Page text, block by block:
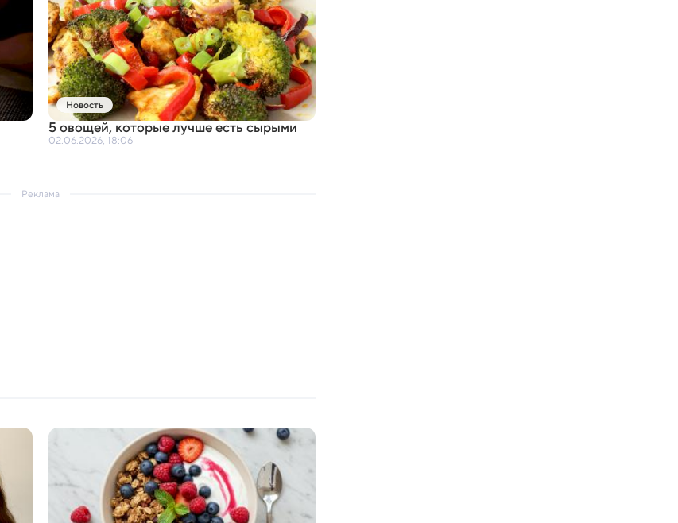
Новость
5 овощей,которые лучше есть сырыми
02.06.2026, 18:06
Реклама